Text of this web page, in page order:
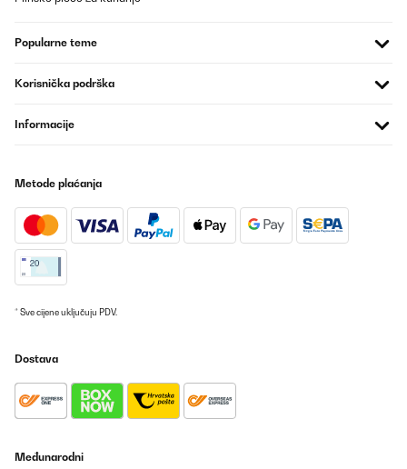
Popularne teme
Korisnička podrška
Informacije
Metode plaćanja
* Sve cijene uključuju PDV.
Dostava
Međunarodni